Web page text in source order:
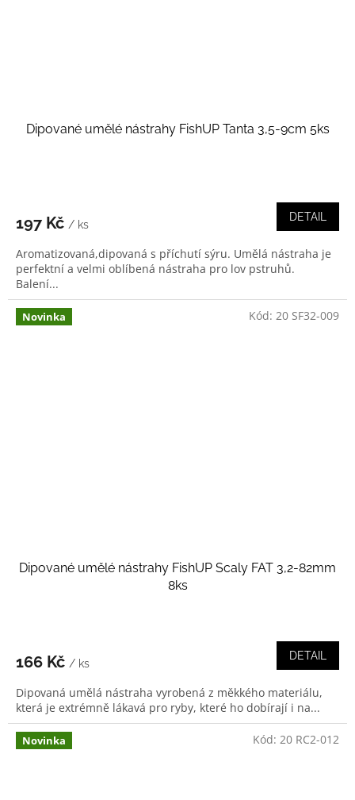
Dipované umělé nástrahy FishUP Tanta 3,5-9cm 5ks
197 Kč / ks
DETAIL
Aromatizovaná,dipovaná s příchutí sýru. Umělá nástraha je
perfektní a velmi oblíbená nástraha pro lov pstruhů.
Balení...
Novinka
Dipované umělé nástrahy FishUP Scaly FAT 3,2-82mm
8ks
166 Kč / ks
DETAIL
Dipovaná umělá nástraha vyrobená z měkkého materiálu,
která je extrémně lákavá pro ryby, které ho dobírají i na...
Kód: 20 SF32-009
Novinka Kód: 20 RC2-012